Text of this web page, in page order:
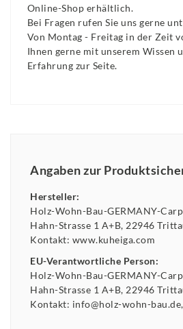
Online-Shop erhältlich.
Bei Fragen rufen Sie uns gerne
Von Montag - Freitag in der Zeit
Ihnen gerne mit unserem Wissen
Erfahrung zur Seite.
Angaben zur
Hersteller:
Holz-Wohn-Bau-GERMANY-
Hahn-Strasse 1 A+B 22946
Kontakt: www.kuheiga.com
EU-Verantwortliche Person:
Holz-Wohn-Bau-GERMANY-
Hahn-Strasse 1 A+B 22946
Kontakt: info@holz-wohn-bau.de